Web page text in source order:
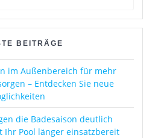
BEITRÄGE
im Außenbereich für mehr
– Entdecken Sie neue
die Badesaison deutlich
Ihr Pool länger einsatzbereit